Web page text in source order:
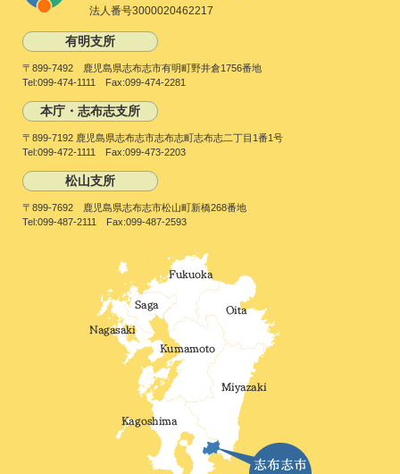
法人番号3000020462217
有明支所
〒899-7492 鹿児島県志布志市有明町野井倉1756番地
Tel:099-474-1111 Fax:099-474-2281
本庁・志布志支所
〒899-7192 鹿児島県志布志市志布志町志布志二丁目1番1号
Tel:099-472-1111 Fax:099-473-2203
松山支所
〒899-7692 鹿児島県志布志市松山町新橋268番地
Tel:099-487-2111 Fax:099-487-2593